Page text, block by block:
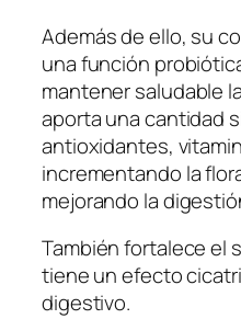
Además de ello, su
una función
mantener saludable
aporta una cantidad
antioxidantes,
incrementando la
mejorando la
También fortalece el
tiene un efecto
digestivo.